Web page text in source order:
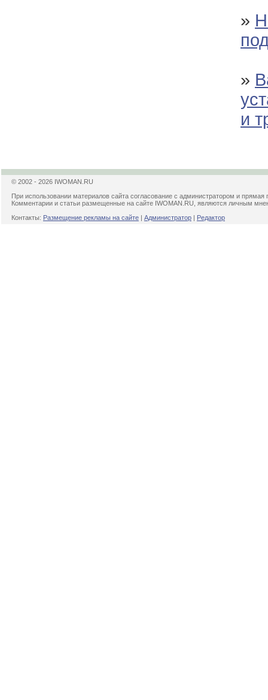
»
»
и
© 2002 - 2026 IWOMAN.RU
При использовании материалов сайта согласование с администратором и прямая
Комментарии и статьи размещенные на сайте IWOMAN.RU, являются личным
Контакты: Размещение рекламы на сайте | Администратор | Редактор